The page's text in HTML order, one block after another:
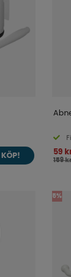
KÖP! 59
159
5%